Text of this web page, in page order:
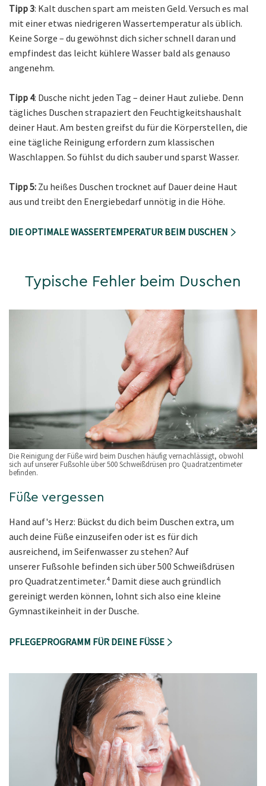
Tipp 3: Kalt duschen spart am meisten Geld. Versuch es mal
mit einer etwas niedrigeren Wassertemperatur als üblich.
Keine Sorge – du gewöhnst dich sicher schnell daran und
empfindest das leicht kühlere Wasser bald als genauso
angenehm.
Tipp 4: Dusche nicht jeden Tag – deiner Haut zuliebe. Denn
tägliches Duschen strapaziert den Feuchtigkeitshaushalt
deiner Haut. Am besten greifst du für die Körperstellen, die
eine tägliche Reinigung erfordern zum klassischen
Waschlappen. So fühlst du dich sauber und sparst Wasser.
Tipp 5: Zu heißes Duschen trocknet auf Dauer deine Haut
aus und treibt den Energiebedarf unnötig in die Höhe.
DIE OPTIMALE WASSERTEMPERATUR BEIM DUSCHEN
Typische Fehler beim Duschen
Die Reinigung der Füße wird beim Duschen häufig vernachlässigt, obwohl
sich auf unserer Fußsohle über 500 Schweißdrüsen pro Quadratzentimeter
befinden.
Füße vergessen
Hand auf's Herz: Bückst du dich beim Duschen extra, um
auch deine Füße einzuseifen oder ist es für dich
ausreichend, im Seifenwasser zu stehen? Auf
unserer Fußsohle befinden sich über 500 Schweißdrüsen
pro Quadratzentimeter.⁴ Damit diese auch gründlich
gereinigt werden können, lohnt sich also eine kleine
Gymnastikeinheit in der Dusche.
PFLEGEPROGRAMM FÜR DEINE FÜSSE